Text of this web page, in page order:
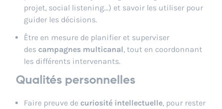
projet, social listening…) et savoir les utiliser pour
guider les décisions.
Être en mesure de planifier et superviser
des campagnes multicanal, tout en coordonnant
les différents intervenants.
Qualités personnelles
Faire preuve de curiosité intellectuelle, pour rester